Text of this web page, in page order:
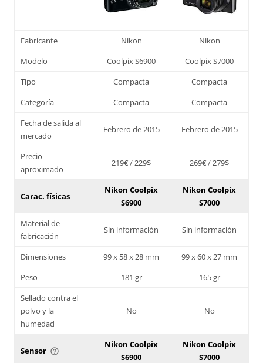
Fabricante Nikon
Nikon
Modelo
Coolpix S6900
Coolpix S7000
Tipo
Compacta
Compacta
Categoría
Compacta
Compacta
Fecha de salida al
mercado
Febrero de 2015 Febrero de 2015
Precio
aproximado
219€ / 229$ 269€ / 279$
Carac. físicas
Nikon Coolpix
S6900
Nikon Coolpix
S7000
Material de
fabricación
Sin información Sin información
Dimensiones 99 x 58 x 28 mm
99 x 60 x 27 mm
Peso
181 gr
165 gr
Sellado contra el
polvo y la
humedad
No No
Sensor help_outline
Nikon Coolpix
S6900
Nikon Coolpix
S7000